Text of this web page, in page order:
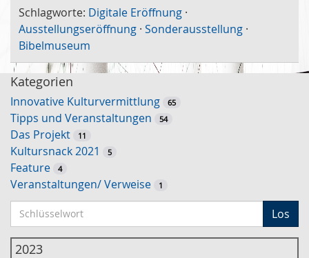
Schlagworte: Digitale Eröffnung ·
Ausstellungseröffnung · Sonderausstellung ·
Bibelmuseum
Kategorien
Innovative Kulturvermittlung 65
Tipps und Veranstaltungen 54
Das Projekt 11
Kultursnack 2021 5
Feature 4
Veranstaltungen/ Verweise 1
c
h
Los
2023